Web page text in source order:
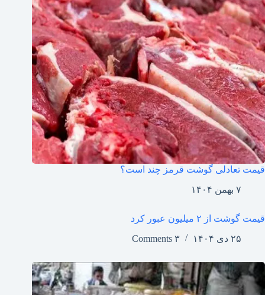
قیمت تعادلی گوشت قرمز چند است؟
۷ بهمن ۱۴۰۴
قیمت گوشت از ۲ میلیون عبور کرد
۲۵ دی ۱۴۰۴
۳ Comments